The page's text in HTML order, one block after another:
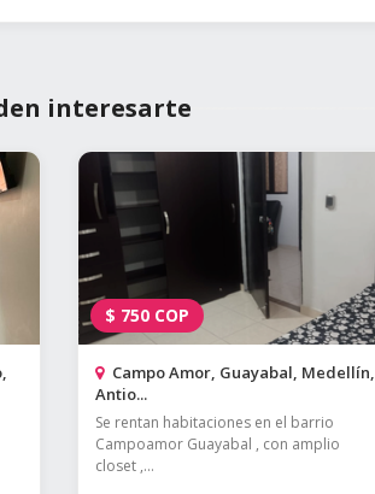
interesarte
$ 750 COP
Campo Amor, Guayabal, Medellín,
Antio...
Se rentan habitaciones en el barrio
Campoamor Guayabal , con amplio
closet ,...